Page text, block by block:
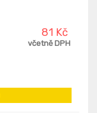
81 Kč
včetně DPH